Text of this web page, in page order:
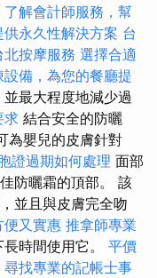
了解會計師服務，幫
永久性解決方案 台
北按摩服務 選擇合適
設備，為您的餐廳提
最大程度地減少過
求 結合安全的防曬
為嬰兒的皮膚針對
證過期如何處理 面部
防曬霜的頂部。 該
並且與皮膚完全吻
便又實惠 推拿師專業
時間使用它。 平價
尋找專業的記帳士事